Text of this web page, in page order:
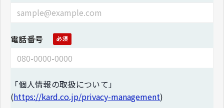
電話番号
「個人情報の取扱について」
(https://kard.co.jp/privacy-management)